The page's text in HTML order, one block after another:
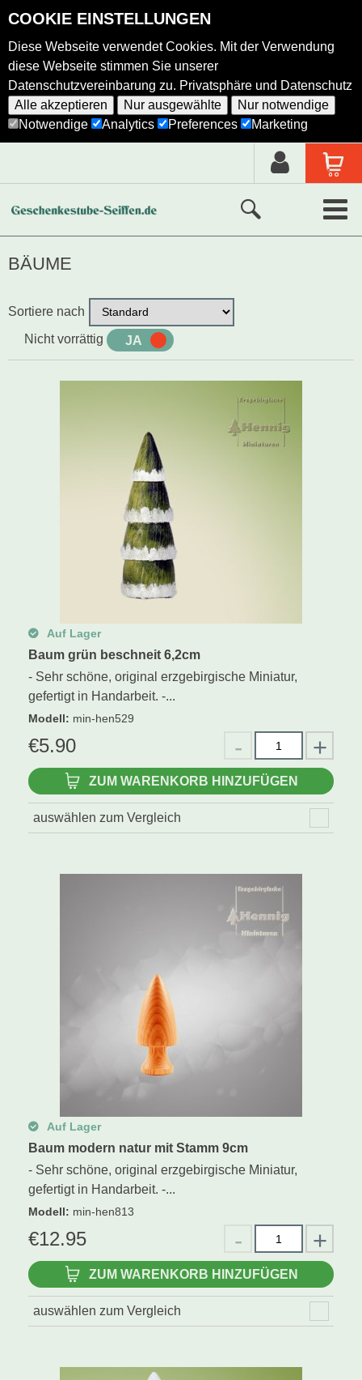
COOKIE EINSTELLUNGEN
Diese Webseite verwendet Cookies. Mit der Verwendung
diese Webseite stimmen Sie unserer
Datenschutzvereinbarung zu. Privatsphäre und Datenschutz
Alle akzeptieren
Nur ausgewählte
Nur notwendige
Notwendige
Analytics Preferences Marketing
Neue Produkte
Alle Produkte
Holzkunst nach Hersteller
BÄUME
Sortiere nach
Nicht vorrättig JA
Auf Lager
Baum grün beschneit 6,2cm
- Sehr schöne, original erzgebirgische Miniatur,
gefertigt in Handarbeit. -...
Modell: min-hen529
€5.90
ZUM WARENKORB HINZUFÜGEN
auswählen zum Vergleich
Auf Lager
Baum modern natur mit Stamm 9cm
- Sehr schöne, original erzgebirgische Miniatur,
gefertigt in Handarbeit. -...
Modell: min-hen813
€12.95
ZUM WARENKORB HINZUFÜGEN
auswählen zum Vergleich